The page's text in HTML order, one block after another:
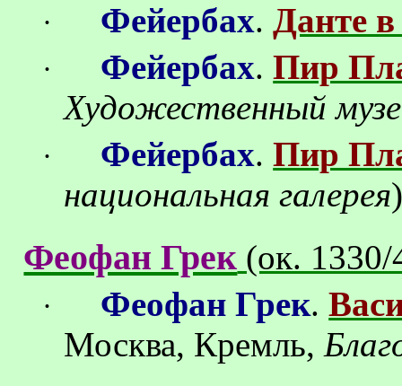
· Фейербах.Данте
· Фейербах.Пир
Художественный
· Фейербах.Пир
национальная галерея
Феофан Грек (ок.
· Феофан Грек.
Москва, Кремль,